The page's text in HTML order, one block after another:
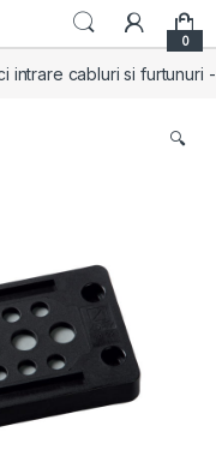
0
intrare cabluri si furtunuri
🔍